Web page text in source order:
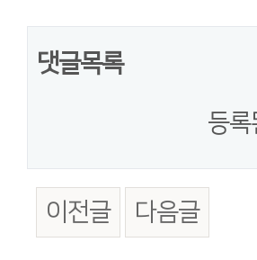
댓글목록
등록
이전글 다음글